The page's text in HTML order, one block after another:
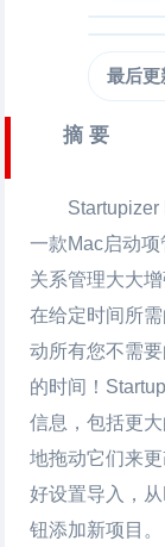
最后更
摘 要
Startupizer
一款Mac启动
关系管理大大
在给定时间所
动所有您不需
的时间！
信息，包括更
地拖动它们来
好设置导入，
钮添加新项目。